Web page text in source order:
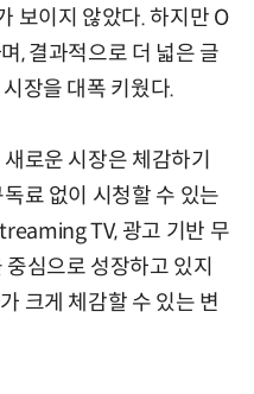
보이지 않았다. 하지만 O
, 결과적으로 더 넓은 글
장을 대폭 키웠다.
로운 시장은 체감하기
료 없이 시청할 수 있는
TV, 광고 기반 무
심으로 성장하고 있지
크게 체감할 수 있는 변